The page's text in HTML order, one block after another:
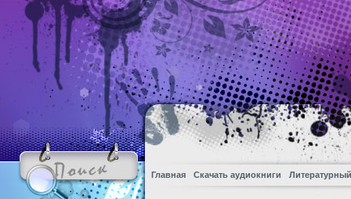
Главная Скачать аудиокниги